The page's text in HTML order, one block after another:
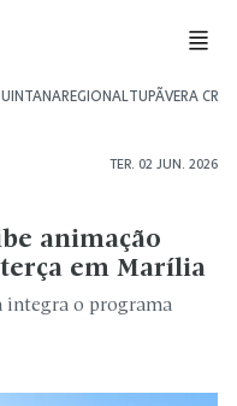
REGIONALTUPÃVERA CRUZ
TER. 02 JUN. 2026
animação
em Marília
integra o programa